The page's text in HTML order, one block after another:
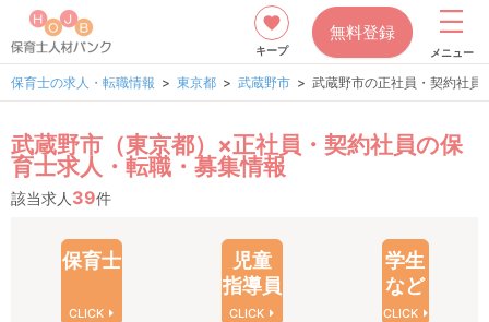
キープ
無料登録
メニュー
保育士の求人・転職情報 東京都 武蔵野市 武蔵野市の正社員・契約社員
武蔵野市（東京都）×正社員・契約社員の保
育士求人・転職・募集情報
該当求人 39件
保育士
CLICK
児童
指導員
CLICK
学生
など
CLICK